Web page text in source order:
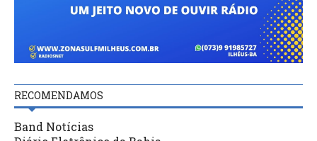
RECOMENDAMOS
Band Notícias